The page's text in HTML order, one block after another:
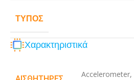
ΤΎΠΟΣ
Χαρακτηριστικά
Accelerometer,